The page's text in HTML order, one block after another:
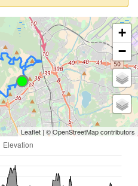
+
−
Leaflet | ©OpenStreetMapcontributors